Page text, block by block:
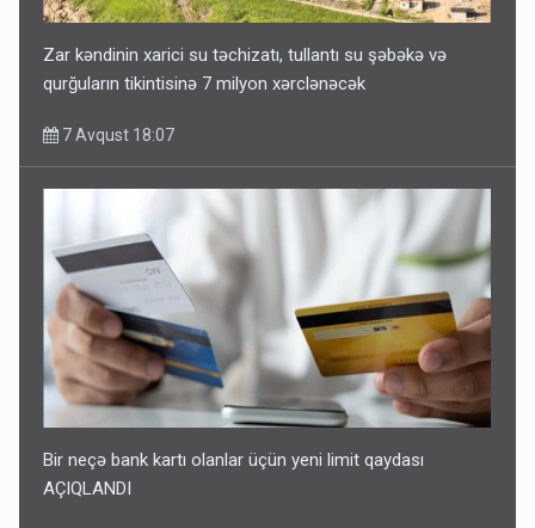
Zar kəndinin xarici su təchizatı, tullantı su şəbəkə və
qurğuların tikintisinə 7 milyon xərclənəcək
7 Avqust 18:07
Bir neçə bank kartı olanlar üçün yeni limit qaydası
AÇIQLANDI